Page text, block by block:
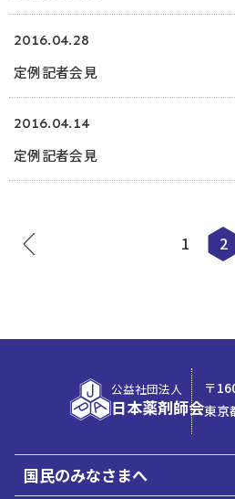
2016.04.28
定例記者会見
2016.04.14
定例記者会見
1 2
公益社団法人
日本薬剤師会
〒
東京
国民のみなさまへ